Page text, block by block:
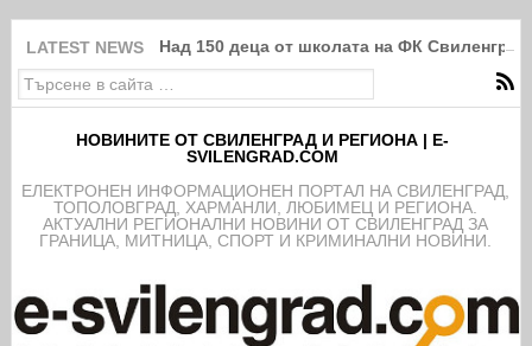
LATEST NEWS Над 150 деца от школата на ФК
НОВИНИТЕ ОТ СВИЛЕНГРАД И РЕГИОНА | E-
SVILENGRAD.COM
EЛЕКТРОНЕН ИНФОРМАЦИОНЕН ПОРТАЛ НА СВИЛЕНГРАД,
ТОПОЛОВГРАД, ХАРМАНЛИ, ЛЮБИМЕЦ И РЕГИОНА.
АКТУАЛНИ РЕГИОНАЛНИ НОВИНИ ОТ СВИЛЕНГРАД ЗА
ГРАНИЦА, МИТНИЦА, СПОРТ И КРИМИНАЛНИ НОВИНИ.